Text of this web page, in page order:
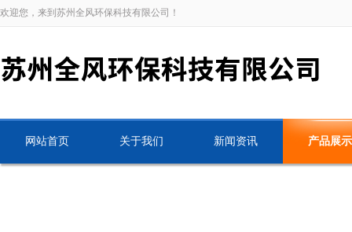
欢迎您，来到苏州全风环保科技有限公司！
网站首页 关于我们 新闻资讯 产品展示